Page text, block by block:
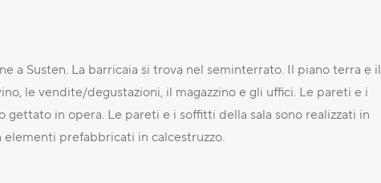
a Susten. La barricaia si trova nel seminterrato. Il piano terra e il
le vendite/degustazioni, il magazzino e gli uffici. Le pareti e i
in opera. Le pareti e i soffitti della sala sono realizzati in
prefabbricati in calcestruzzo.